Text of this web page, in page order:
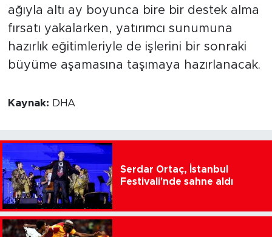
ağıyla altı ay boyunca bire bir destek alma
fırsatı yakalarken, yatırımcı sunumuna
hazırlık eğitimleriyle de işlerini bir sonraki
büyüme aşamasına taşımaya hazırlanacak.
Kaynak: DHA
Serdar Ortaç, İstanbul
Festivali'nde sahne aldı